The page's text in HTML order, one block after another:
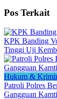
Pos Terkait
KPK Banding
Tinggi Uji
Hukum &
Patroli Polres
Gangguan